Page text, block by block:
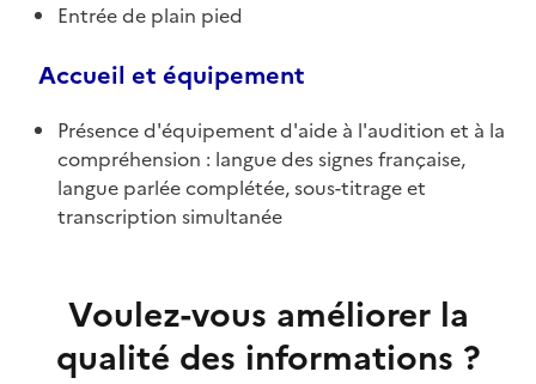
Entrée de plain pied
Accueil et équipement
Présence d'équipement d'aide à l'audition et à la
compréhension : langue des signes française,
langue parlée complétée, sous-titrage et
transcription simultanée
Voulez-vous améliorer la
qualité des informations ?